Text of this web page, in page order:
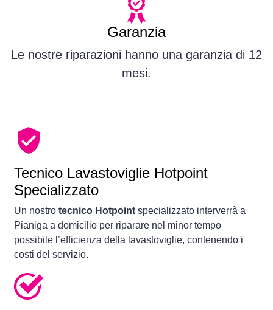
Garanzia
Le nostre riparazioni hanno una garanzia di 12
mesi.
Tecnico Lavastoviglie Hotpoint
Specializzato
Un nostro tecnico Hotpoint specializzato interverrà a
Pianiga a domicilio per riparare nel minor tempo
possibile l’efficienza della lavastoviglie, contenendo i
costi del servizio.